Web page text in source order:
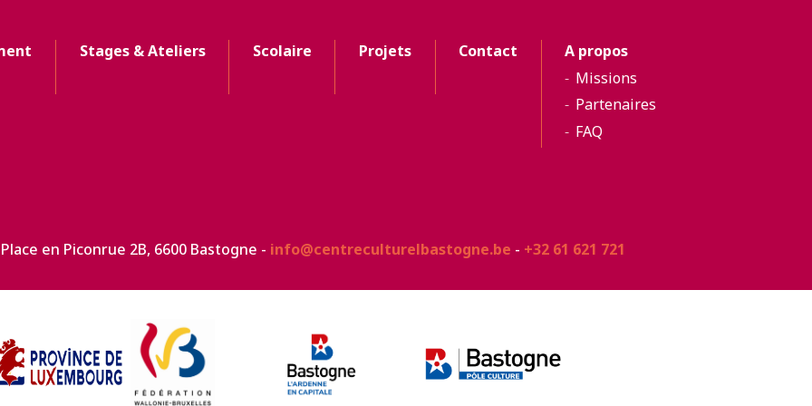
Stages & Ateliers Scolaire Projets Contact
A propos
Missions
Partenaires
FAQ
en Piconrue 2B, 6600 Bastogne - info@centreculturelbastogne.be - +32 61 621 721